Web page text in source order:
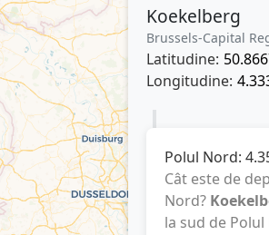
Koekelberg
Brussels-Capital
Latitudine:
Longitudine:
Polul Nord:
Cât este de
Nord?
la sud de